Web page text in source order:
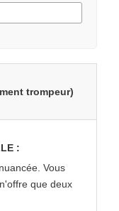
trompeur)
:
Vous
que deux